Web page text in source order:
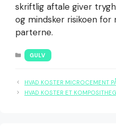
skriftlig aftale giver
og mindsker risikoen
parterne.
KATEGORIER
GULV
HVAD KOSTER MICROCEMENT
HVAD KOSTER ET